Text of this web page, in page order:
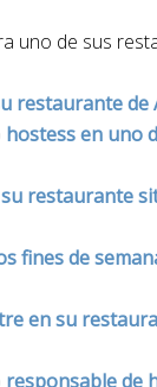
uno de sus
restaurante de
hostess en uno
restaurante
fines de
en su
responsable de